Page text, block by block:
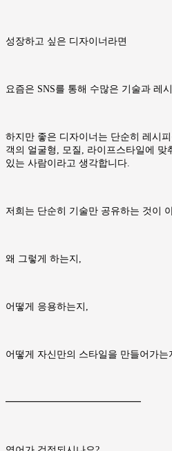
성장하고 싶은 디자이너라면
요즘은 SNS를 통해 수많은 기술과 레
하지만 좋은 디자이너는 단순히 레시
객의 얼굴형, 모질, 라이프스타일에 맞
있는 사람이라고 생각합니다.
저희는 단순히 기술만 공유하는 것이
왜 그렇게 하는지,
어떻게 응용하는지,
어떻게 자신만의 스타일을 만들어가
━━━━━━━━━━━━━━